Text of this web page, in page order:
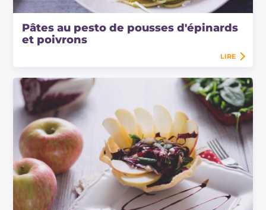
Pâtes au pesto de pousses d'épinards
et poivrons
LIRE